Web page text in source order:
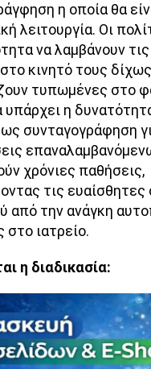
η οποία θα
λειτουργία. Οι
να λαμβάνουν τις
κινητό τους
τυπωμένες στο
υπάρχει η
συνταγογράφηση
χρόνιες παθήσεις,
τις ευαίσθητες
από την ανάγκη
στο ιατρείο.
η διαδικασία: